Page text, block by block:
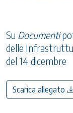
Su Documenti
delle
del 14 dicembre
Scarica allegato